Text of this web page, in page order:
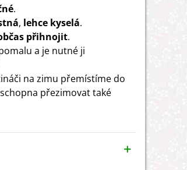
.
, lehce kyselá.
přihnojit.
a je nutné ji
na zimu přemístíme do
přezimovat také